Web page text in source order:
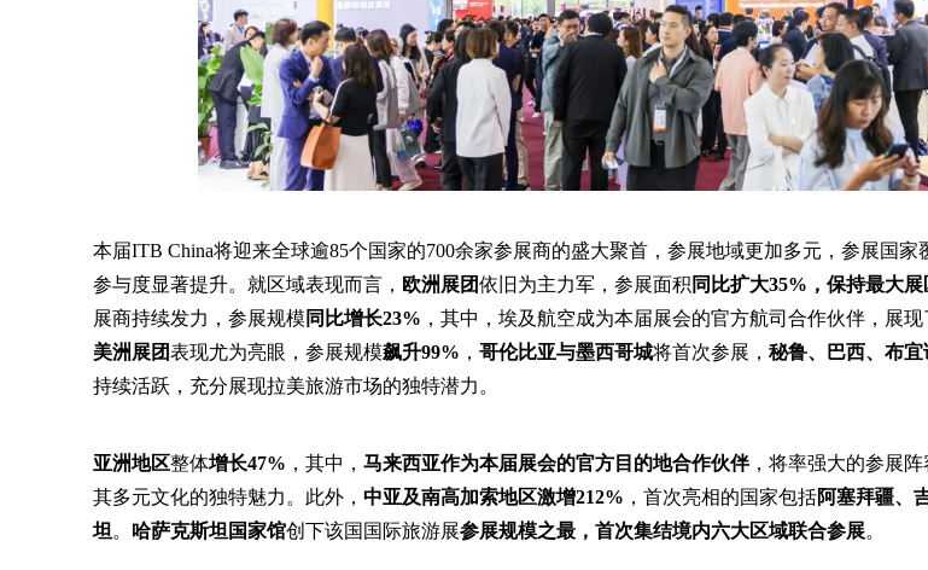
本届ITB China将迎来全球逾85个国家的700余家参展商的盛大聚首，参展地域更加多元，参展国家
参与度显著提升。就区域表现而言， 欧洲展团依旧为主力军，参展面积 同比扩大35%，保持最大
展商持续发力，参展规模 同比增长23% ，其中，埃及航空成为本届展会的官方航司合作伙伴，展现
美洲展团表现尤为亮眼，参展规模飙升99% ， 哥伦比亚与墨西哥城将首次参展， 秘鲁、巴西、布
持续活跃，充分展现拉美旅游市场的独特潜力。
亚洲地区整体增长47% ，其中， 马来西亚作为本届展会的官方目的地合作伙伴，将率强大的参展
其多元文化的独特魅力。此外， 中亚及南高加索地区激增212% ，首次亮相的国家包括阿塞拜疆、
坦 。 哈萨克斯坦国家馆创下该国国际旅游展参展规模之最，首次集结境内六大区域联合参展。